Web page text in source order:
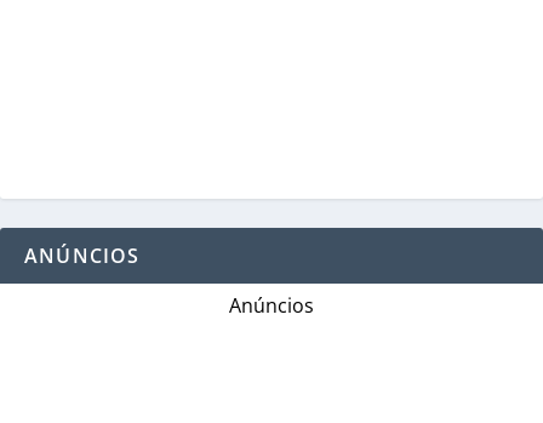
ANÚNCIOS
Anúncios